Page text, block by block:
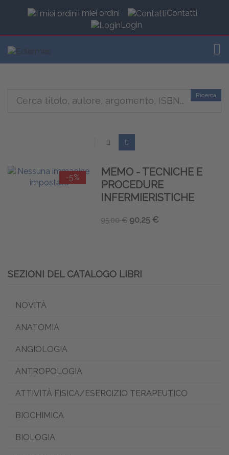
I miei ordini
Contatti
Login
Ricerca
-5%
MEMO - TECNICHE E
PROCEDURE
INFERMIERISTICHE
95,00 € 90,25 €
SEZIONI DEL CATALOGO LIBRI
NOVITÀ
ANATOMIA
ANGIOLOGIA
ANTROPOLOGIA
ATTIVITÀ FISICA/ESERCIZIO TERAPEUTICO
BIOCHIMICA
BIOLOGIA